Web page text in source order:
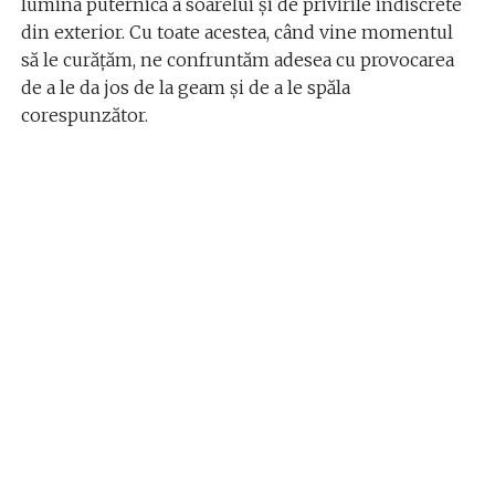
lumina puternică a soarelui și de privirile indiscrete
din exterior. Cu toate acestea, când vine momentul
să le curățăm, ne confruntăm adesea cu provocarea
de a le da jos de la geam și de a le spăla
corespunzător.